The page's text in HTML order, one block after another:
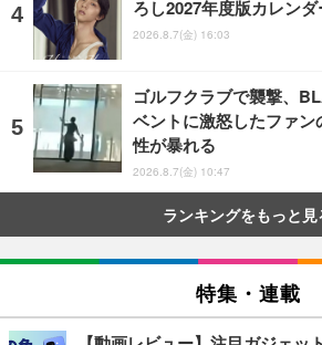
ろし2027年度版カレンダ
2026.8.7(金) 16:03
ゴルフクラブで襲撃、
ベントに激怒したファ
性が暴れる
2026.8.7(金) 10:47
ランキングをもっと見
特集・連載